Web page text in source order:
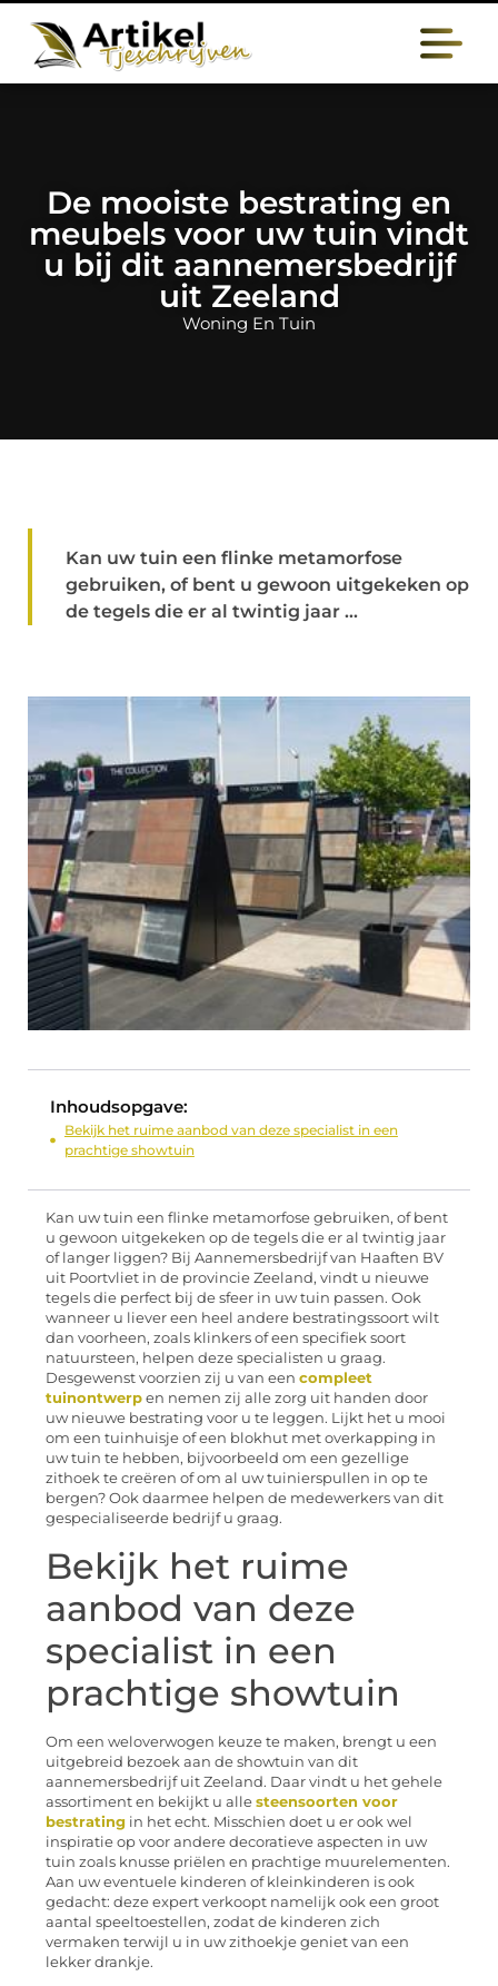
De mooiste bestrating en
meubels voor uw tuin vindt
u bij dit aannemersbedrijf
uit Zeeland
Woning En Tuin
Kan uw tuin een flinke metamorfose
gebruiken, of bent u gewoon uitgekeken op
de tegels die er al twintig jaar ...
Inhoudsopgave:
Bekijk het ruime aanbod van deze specialist in een
prachtige showtuin
Kan uw tuin een flinke metamorfose gebruiken, of bent
u gewoon uitgekeken op de tegels die er al twintig jaar
of langer liggen? Bij Aannemersbedrijf van Haaften BV
uit Poortvliet in de provincie Zeeland, vindt u nieuwe
tegels die perfect bij de sfeer in uw tuin passen. Ook
wanneer u liever een heel andere bestratingssoort wilt
dan voorheen, zoals klinkers of een specifiek soort
natuursteen, helpen deze specialisten u graag.
Desgewenst voorzien zij u van een compleet
tuinontwerp en nemen zij alle zorg uit handen door
uw nieuwe bestrating voor u te leggen. Lijkt het u mooi
om een tuinhuisje of een blokhut met overkapping in
uw tuin te hebben, bijvoorbeeld om een gezellige
zithoek te creëren of om al uw tuinierspullen in op te
bergen? Ook daarmee helpen de medewerkers van dit
gespecialiseerde bedrijf u graag.
Bekijk het ruime
aanbod van deze
specialist in een
prachtige showtuin
Om een weloverwogen keuze te maken, brengt u een
uitgebreid bezoek aan de showtuin van dit
aannemersbedrijf uit Zeeland. Daar vindt u het gehele
assortiment en bekijkt u alle steensoorten voor
bestrating in het echt. Misschien doet u er ook wel
inspiratie op voor andere decoratieve aspecten in uw
tuin zoals knusse priëlen en prachtige muurelementen.
Aan uw eventuele kinderen of kleinkinderen is ook
gedacht: deze expert verkoopt namelijk ook een groot
aantal speeltoestellen, zodat de kinderen zich
vermaken terwijl u in uw zithoekje geniet van een
lekker drankje.